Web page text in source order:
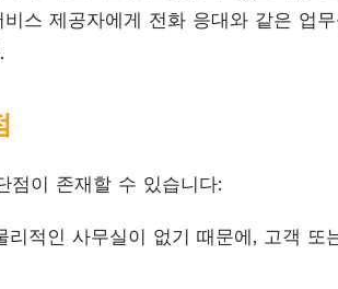
비스 제공자에게 전화 응대와 같은 업
점이 존재할 수 있습니다:
리적인 사무실이 없기 때문에, 고객